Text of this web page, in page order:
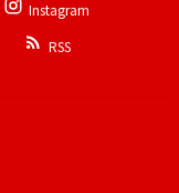
Instagram
RSS